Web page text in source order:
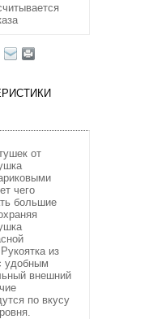
от
чего
большие
из
удобным
внешний
по вкусу